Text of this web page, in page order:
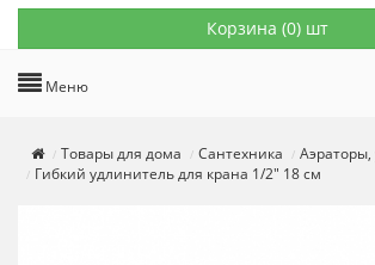
Корзина (0) шт
Меню
Товары для дома Сантехника
Гибкий удлинитель для крана 1/2" 18 см